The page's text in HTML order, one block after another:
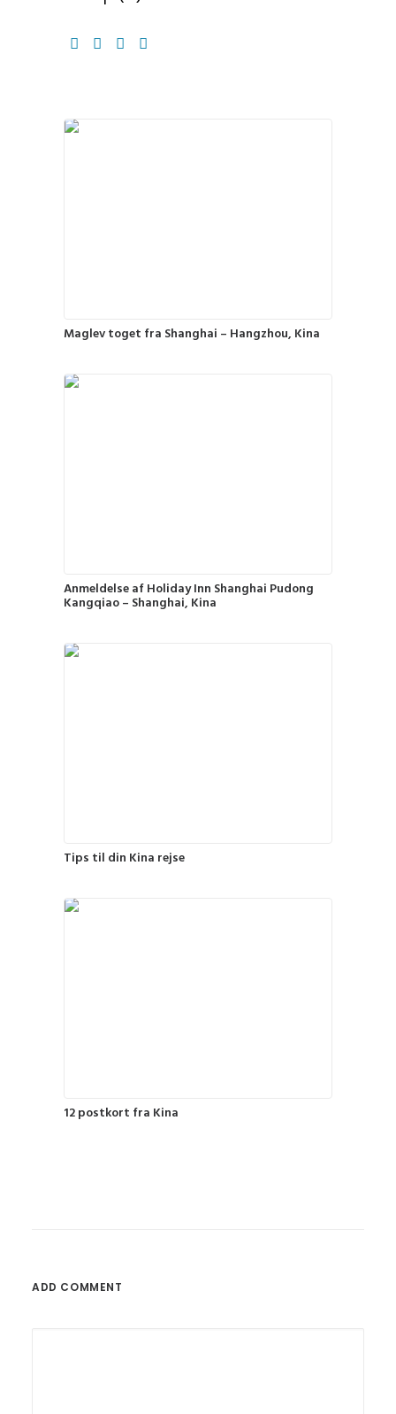
Maglev toget fra Shanghai – Hangzhou, Kina
Anmeldelse af Holiday Inn Shanghai Pudong
Kangqiao – Shanghai, Kina
Tips til din Kina rejse
12 postkort fra Kina
ADD COMMENT